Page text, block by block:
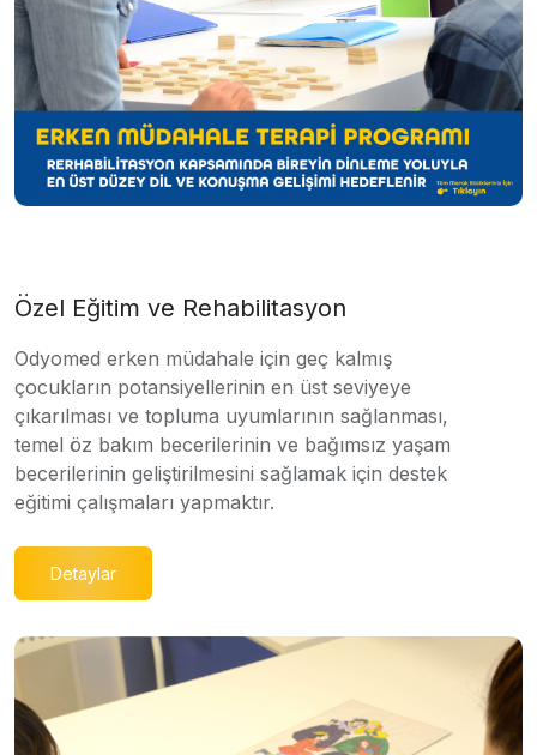
Özel Eğitim ve Rehabilitasyon
Odyomed erken müdahale için geç kalmış
çocukların potansiyellerinin en üst seviyeye
çıkarılması ve topluma uyumlarının sağlanması,
temel öz bakım becerilerinin ve bağımsız yaşam
becerilerinin geliştirilmesini sağlamak için destek
eğitimi çalışmaları yapmaktır.
Detaylar